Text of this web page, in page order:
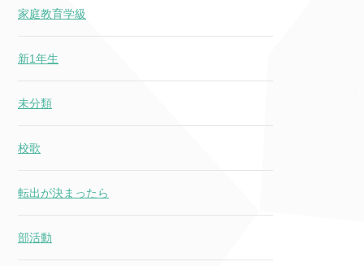
家庭教育学級
新1年生
未分類
校歌
転出が決まったら
部活動